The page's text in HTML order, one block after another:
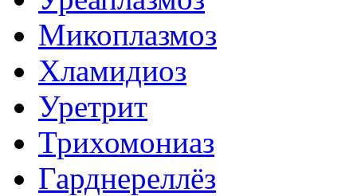
Микоплазмоз
Хламидиоз
Уретрит
Трихомониаз
Гарднереллёз